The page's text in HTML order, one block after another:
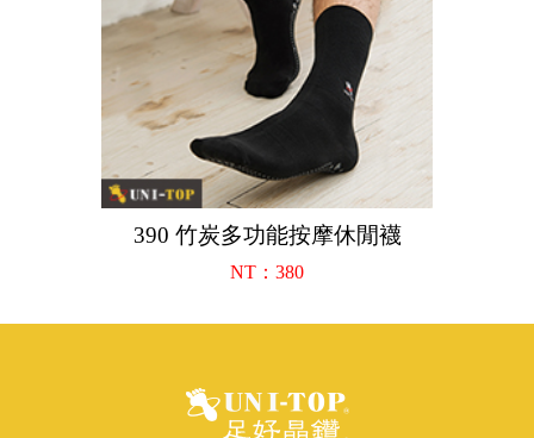
390 竹炭多功能按摩休閒襪
NT：380